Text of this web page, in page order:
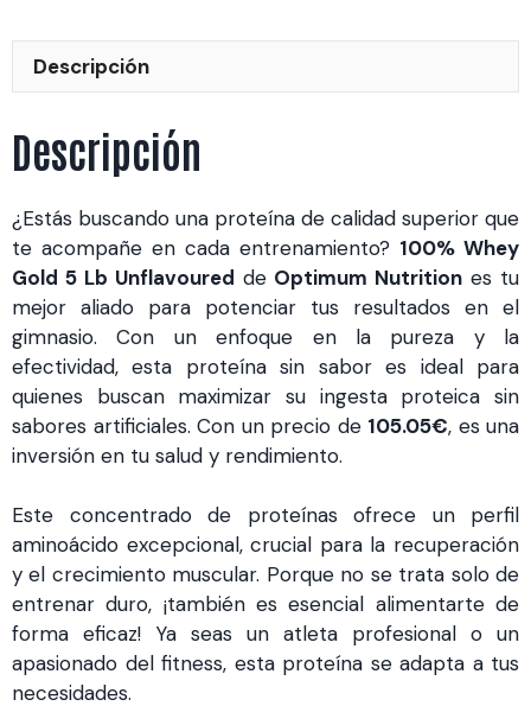
cantidad
Descripción
Descripción
¿Estás buscando una proteína de calidad superior que
te acompañe en cada entrenamiento? 100% Whey
Gold 5 Lb Unflavoured de Optimum Nutrition es tu
mejor aliado para potenciar tus resultados en el
gimnasio. Con un enfoque en la pureza y la
efectividad, esta proteína sin sabor es ideal para
quienes buscan maximizar su ingesta proteica sin
sabores artificiales. Con un precio de 105.05€, es una
inversión en tu salud y rendimiento.
Este concentrado de proteínas ofrece un perfil
aminoácido excepcional, crucial para la recuperación
y el crecimiento muscular. Porque no se trata solo de
entrenar duro, ¡también es esencial alimentarte de
forma eficaz! Ya seas un atleta profesional o un
apasionado del fitness, esta proteína se adapta a tus
necesidades.